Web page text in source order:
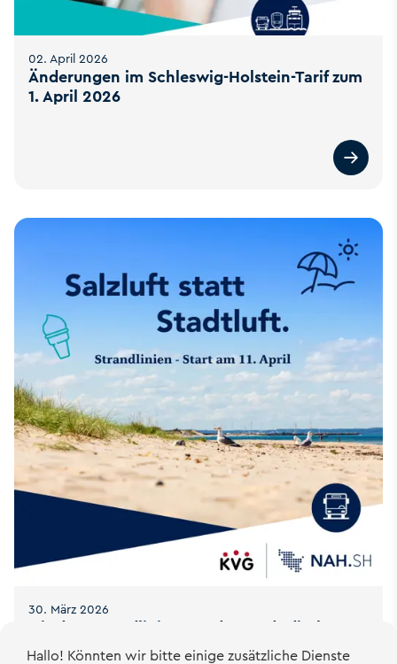
Änderungen im Schleswig-Holstein-Tarif zum
1. April 2026
02. April 2026
Mit den Strandlinien aus der Stadt direkt ans
Meer
30. März 2026
Hallo! Könnten wir bitte einige zusätzliche Dienste